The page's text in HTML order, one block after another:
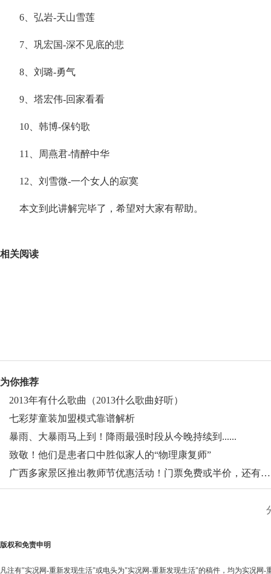
6、弘岩-天山雪莲
7、巩宏国-深不见底的悲
8、刘璐-勇气
9、塔宏伟-回家看看
10、韩博-保钓歌
11、周燕君-情醉中华
12、刘雪微-一个女人的寂寞
本文到此讲解完毕了，希望对大家有帮助。
相关阅读
为你推荐
2013年有什么歌曲（2013什么歌曲好听）
七彩芽童装加盟模式靠谱解析
暴雨、大暴雨马上到！降雨最强时段从今晚持续到......
致敬！他们是患者口中胜似家人的“物理康复师”
广西多家景区推出教师节优惠活动！门票免费或半价，还有
版权和免责申明
凡注有"实况网-重新发现生活"或电头为"实况网-重新发现生活"的稿件，均为实况网-